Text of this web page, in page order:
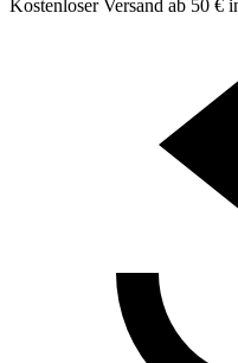
Kostenloser Versand ab 50 €